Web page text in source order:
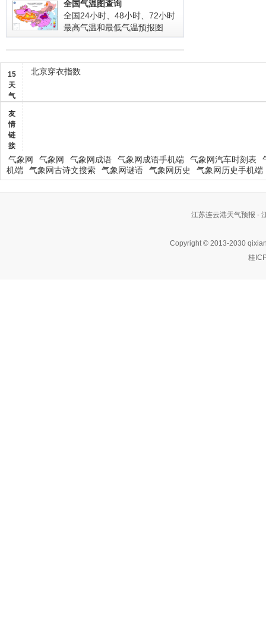
全国气温图查询
全国24小时、48小时、72小时
最高气温和最低气温预报图
15
天
气
北京穿衣指数
友
情
链
接
气象网 气象网 气象网成语 气象网成语手机端 气象网汽车时刻表
机端
气象网古诗文搜索 气象网谜语 气象网历史 气象网历史手机端
江苏连云港天气预报 -
Copyright © 2013-2030
桂